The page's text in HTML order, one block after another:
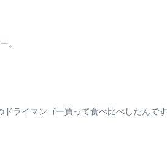
。
ライマンゴー買って食べ比べしたんです